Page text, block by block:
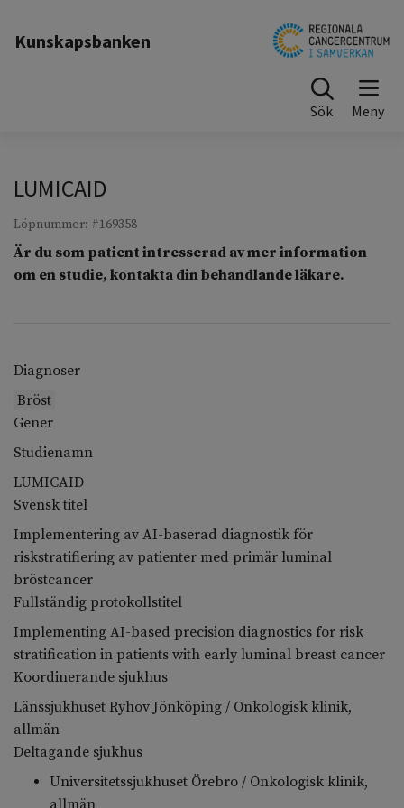
Kunskapsbanken
Sök
LUMICAID
Löpnummer: #169358
Är du som patient intresserad av mer information
om en studie, kontakta din behandlande läkare.
Diagnoser
Bröst
Gener
Studienamn
LUMICAID
Svensk titel
Implementering av AI-baserad diagnostik för
riskstratifiering av patienter med primär luminal
bröstcancer
Fullständig protokollstitel
Implementing AI-based precision diagnostics for risk
stratification in patients with early luminal breast cancer
Koordinerande sjukhus
Länssjukhuset Ryhov Jönköping / Onkologisk klinik,
allmän
Deltagande sjukhus
Universitetssjukhuset Örebro / Onkologisk klinik,
allmän